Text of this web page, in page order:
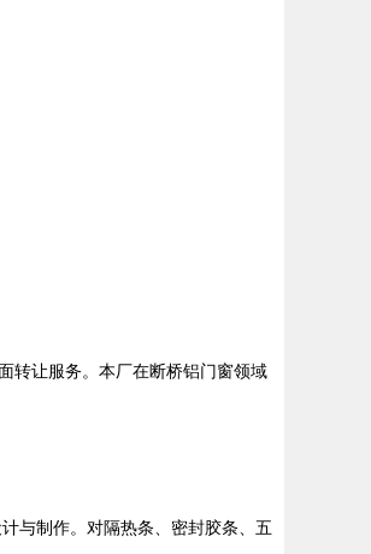
转让服务。本厂在断桥铝门窗领域
与制作。对隔热条、密封胶条、五